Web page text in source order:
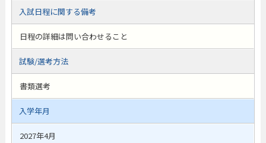
入試日程に関する備考
日程の詳細は問い合わせること
試験/選考方法
書類選考
入学年月
2027年4月